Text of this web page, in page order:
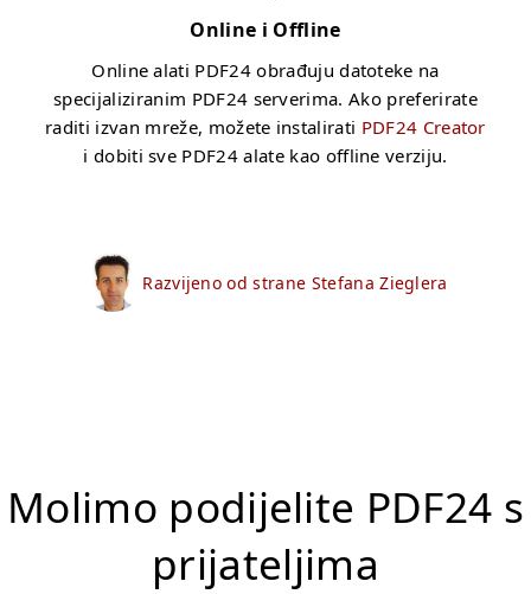
Online i Offline
Online alati PDF24 obrađuju datoteke na
specijaliziranim PDF24 serverima. Ako preferirate
raditi izvan mreže, možete instalirati PDF24 Creator
i dobiti sve PDF24 alate kao offline verziju.
Razvijeno od strane Stefana Zieglera
Molimo podijelite PDF24 s
prijateljima